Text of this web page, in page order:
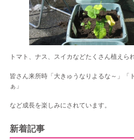
トマト、ナス、スイカなどたくさん植えら
皆さん来所時「大きゅうなりよるな～」「
ぁ」
など成長を楽しみにされています。
新着記事